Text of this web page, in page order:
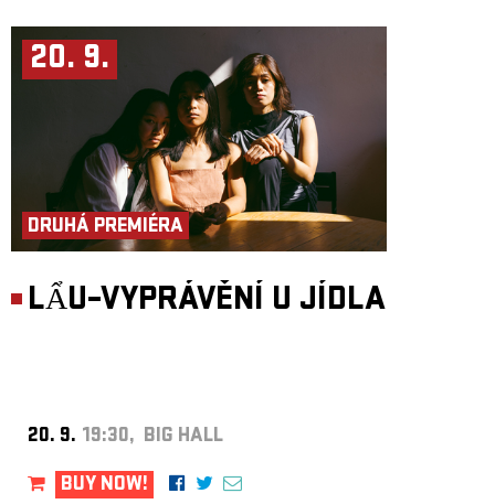
20. 9.
DRUHÁ PREMIÉRA
LẨU–VYPRÁVĚNÍ U JÍDLA
20. 9. 19:30, BIG HALL
BUY NOW!